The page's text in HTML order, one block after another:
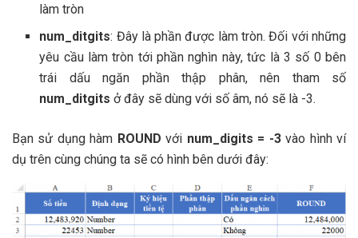
làm tròn
num_ditgits: Đây là phần được làm tròn. Đối với những
yêu cầu làm tròn tới phần nghìn này, tức là 3 số 0 bên
trái dấu ngăn phần thập phân, nên tham số
num_ditgits ở đây sẽ dùng với số âm, nó sẽ là -3.
Bạn sử dụng hàm ROUND với num_digits = -3vào hình ví
dụ trên cùng chúng ta sẽ có hình bên dưới đây: